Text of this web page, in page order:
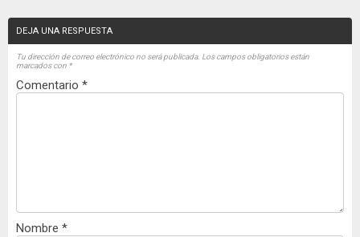
DEJA UNA RESPUESTA
Tu dirección de correo electrónico no será publicada. Los campos obligatorios están
marcados con *
Comentario *
Nombre *